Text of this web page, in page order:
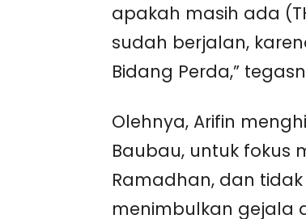
apakah masih ada
sudah berjalan,
Bidang Perda,”
Olehnya, Arifin
Baubau, untuk fokus
Ramadhan, dan
menimbulkan gejala